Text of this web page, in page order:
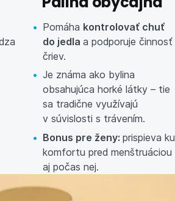
Pomáha kontrolovať chuť
do jedla a podporuje činnosť
čriev.
Je známa ako bylina
obsahujúca horké látky – tie
sa tradične využívajú
v súvislosti s trávením.
Bonus pre ženy: prispieva ku
komfortu pred menštruáciou
aj počas nej.